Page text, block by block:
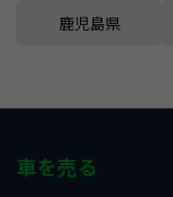
鹿児島県
車を売る